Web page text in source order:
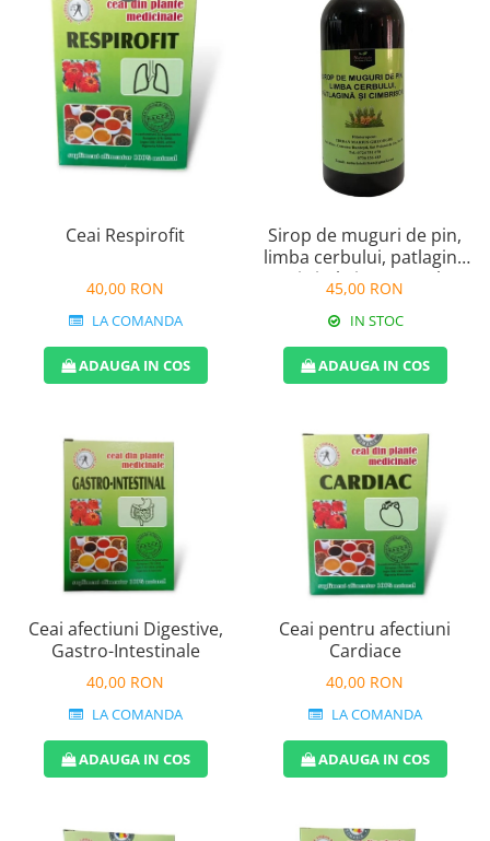
Ceai Respirofit
40,00 RON
LA COMANDA
ADAUGA IN COS
Sirop de muguri de pin,
limba cerbului, patlagina
si cimbrisor 500ml
45,00 RON
IN STOC
ADAUGA IN COS
Ceai afectiuni Digestive,
Gastro-Intestinale
40,00 RON
LA COMANDA
ADAUGA IN COS
Ceai pentru afectiuni
Cardiace
40,00 RON
LA COMANDA
ADAUGA IN COS